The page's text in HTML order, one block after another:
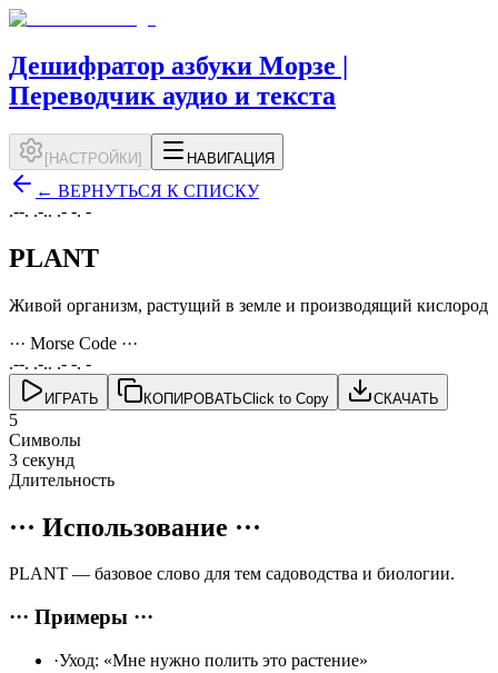
Дешифратор азбуки Морзе |
Переводчик аудио и текста
[НАСТРОЙКИ] НАВИГАЦИЯ
← ВЕРНУТЬСЯ К СПИСКУ
.--. .-.. .- -. -
PLANT
Живой организм, растущий в земле и производящий кислород
··· Morse Code ···
.--. .-.. .- -. -
ИГРАТЬ КОПИРОВАТЬClick to Copy СКАЧАТЬ
5
Символы
3 секунд
Длительность
··· Использование ···
PLANT — базовое слово для тем садоводства и биологии.
··· Примеры ···
·Уход: «Мне нужно полить это растение»